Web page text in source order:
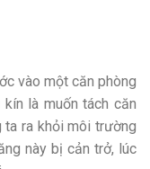
vào một căn phòng
là muốn tách căn
ta ra khỏi môi trường
này bị cản trở, lúc